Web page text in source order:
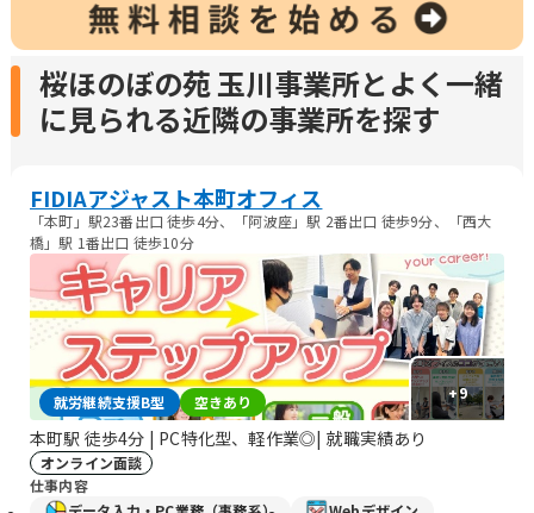
桜ほのぼの苑 玉川事業所とよく一緒
に見られる近隣の事業所を探す
FIDIAアジャスト本町オフィス
「本町」駅23番出口 徒歩4分、「阿波座」駅 2番出口 徒歩9分、「西大
橋」駅 1番出口 徒歩10分
+9
就労継続支援B型 空きあり
本町駅 徒歩4分 | PC特化型、軽作業◎| 就職実績あり
オンライン面談
仕事内容